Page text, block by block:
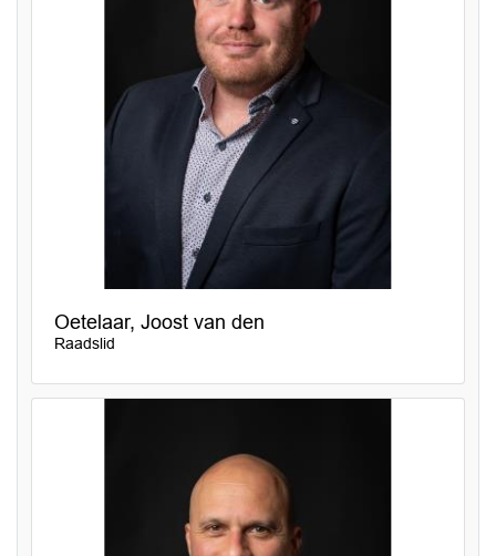
Oetelaar, Joost van den
Raadslid